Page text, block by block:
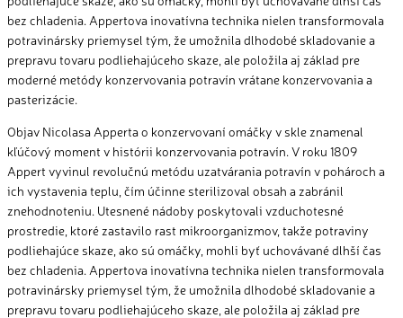
bez chladenia. Appertovainovatívna technika nielen transformovala
potravinársky priemysel tým, že umožnila dlhodobé skladovanie a
prepravu tovaru podliehajúceho skaze, ale položila aj základ pre
moderné metódy konzervovania potravín vrátane konzervovania a
pasterizácie.
Objav Nicolasa Apperta o konzervovaní omáčky v skle znamenal
kľúčový moment v histórii konzervovania potravín. V roku 1809
Appert vyvinul revolučnú metódu uzatvárania potravín v pohároch a
ich vystavenia teplu, čím účinne sterilizoval obsah a zabránil
znehodnoteniu. Utesnené nádoby poskytovali vzduchotesné
prostredie, ktoré zastavilo rast mikroorganizmov, takže potraviny
podliehajúce skaze, ako sú omáčky, mohli byť uchovávané dlhší čas
bez chladenia. Appertova inovatívna technika nielen transformovala
potravinársky priemysel tým, že umožnila dlhodobé skladovanie a
prepravu tovaru podliehajúceho skaze, ale položila aj základ pre